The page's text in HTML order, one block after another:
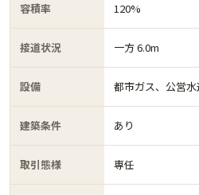
容積率 120%
接道状況 一方 6.0m
設備 都市ガス、公営
建築条件 あり
取引態様 専任